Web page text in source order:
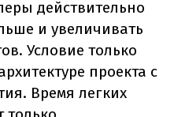
действительно
и увеличивать
Условие только
проекта с
Время легких